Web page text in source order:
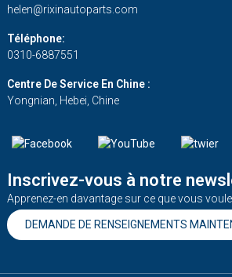
helen@rixinautoparts.com
Téléphone:
0310-6887551
Centre De Service En Chine :
Yongnian, Hebei, Chine
Inscrivez-vous à notre
Apprenez-en davantage sur ce que vous
DEMANDE DE RENSEIGNEMENTS